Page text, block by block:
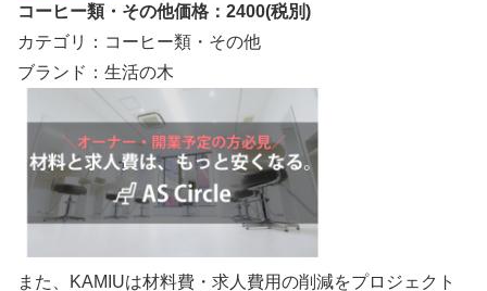
コーヒー類・その他価格：2400(税別)
カテゴリ：コーヒー類・その他
ブランド：生活の木
また、KAMIUは材料費・求人費用の削減をプロジェクト